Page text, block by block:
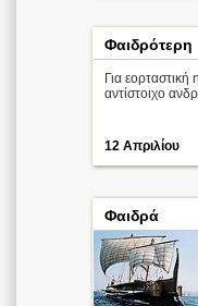
Φαιδρότερη
Για εορταστική
αντίστοιχο
12 Απριλίου
Φαιδρά